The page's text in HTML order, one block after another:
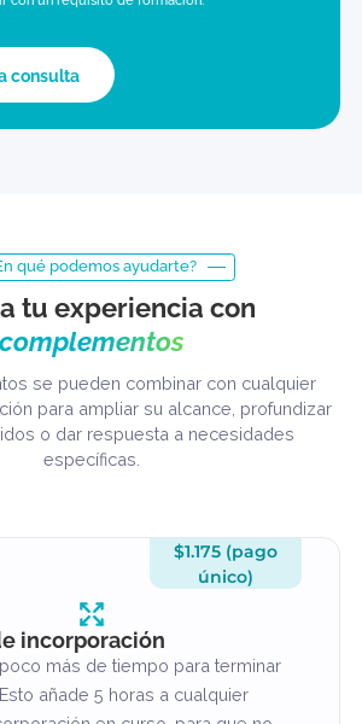
buen camino. El programa de
periódicas
administrativas Fomento de la adopción
/h
alcanzar la madurez de la plataforma a largo
con un requisito de formación.
consulta
¿En qué podemos ayudarte?
tu experiencia con